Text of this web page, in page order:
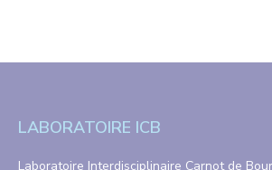
LABORATOIRE ICB
Laboratoire Interdisciplinaire Carnot de